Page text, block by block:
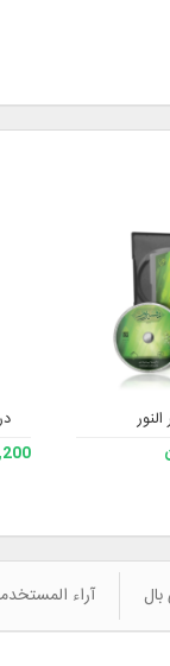
- رحمه الله) - الإصدار 3
آراء